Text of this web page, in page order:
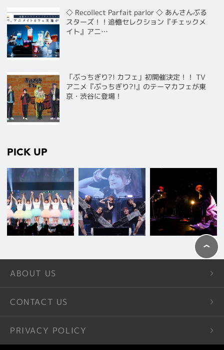
◇ Recollect Parfait parlor ◇ あんさんぶる
スターズ！！追憶セレクション『チェックメ
イト』アニ…
「ぶっちぎり?! カフェ」初開催決定！！ TV
アニメ『ぶっちぎり?!』のテーマカフェが東
京・渋谷に登場！
PICK UP
ABOUT US
CONTACT US
PRIVACY POLICY